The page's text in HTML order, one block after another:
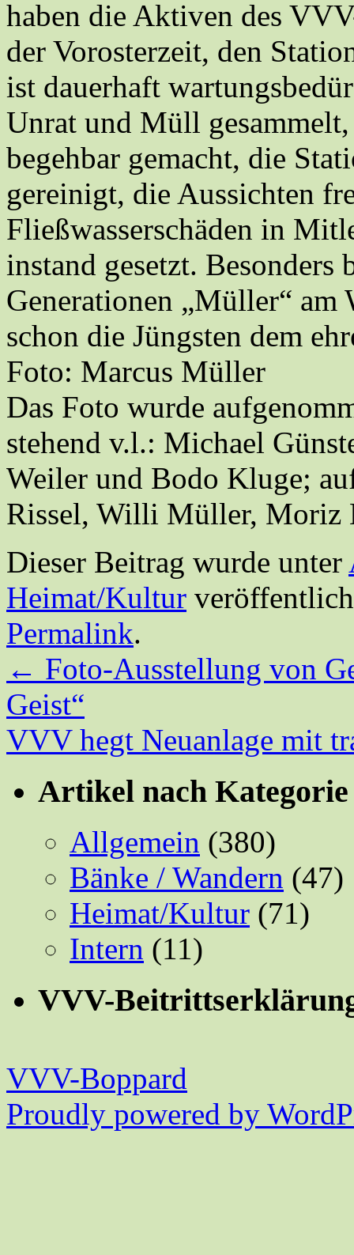
haben die Aktiven des
der Vorosterzeit, den
ist dauerhaft
Unrat und Müll
begehbar gemacht, die
gereinigt, die Aussichten
Fließwasserschäden in
instand gesetzt. Besonders
Generationen „Müller“ am
schon die Jüngsten dem
Foto: Marcus Müller
Das Foto wurde
stehend v.l.: Michael
Weiler und Bodo Kluge;
Rissel, Willi Müller,
Dieser Beitrag wurde unter
Heimat/Kultur
Permalink.
← Foto-Ausstellung von
Geist“
VVV hegt Neuanlage mit
Artikel nach Kategorie
Allgemein (380)
Bänke / Wandern (47)
Heimat/Kultur (71)
Intern (11)
VVV-
VVV-Boppard
Proudly powered by